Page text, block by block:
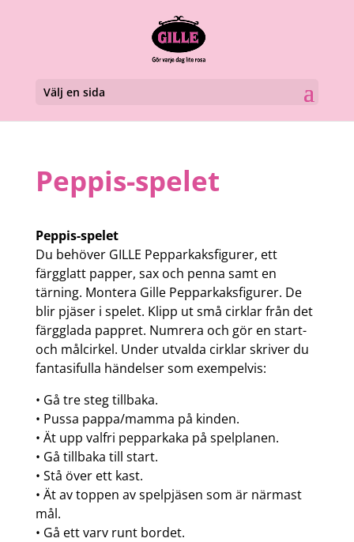
Välj en sida
Peppis-spelet
Peppis-spelet
Du behöver GILLE Pepparkaksfigurer, ett
färgglatt papper, sax och penna samt en
tärning. Montera Gille Pepparkaksfigurer. De
blir pjäser i spelet. Klipp ut små cirklar från det
färgglada pappret. Numrera och gör en start-
och målcirkel. Under utvalda cirklar skriver du
fantasifulla händelser som exempelvis:
• Gå tre steg tillbaka.
• Pussa pappa/mamma på kinden.
• Ät upp valfri pepparkaka på spelplanen.
• Gå tillbaka till start.
• Stå över ett kast.
• Ät av toppen av spelpjäsen som är närmast
mål.
• Gå ett varv runt bordet.